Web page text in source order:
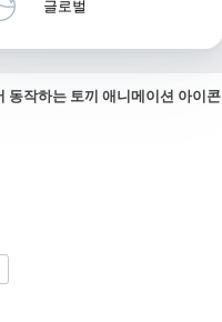
글로벌
동작하는 토끼 애니메이션 아이콘